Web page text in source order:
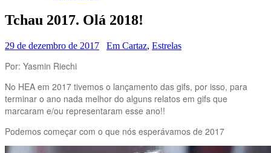
Tchau 2017. Olá 2018!
29 de dezembro de 2017 Em Cartaz, Estrelas
Por: Yasmin Riechi
No HEA em 2017 tivemos o lançamento das gifs, por isso, para
terminar o ano nada melhor do alguns relatos em gifs que
marcaram e/ou representaram esse ano!!
Podemos começar com o que nós esperávamos de 2017